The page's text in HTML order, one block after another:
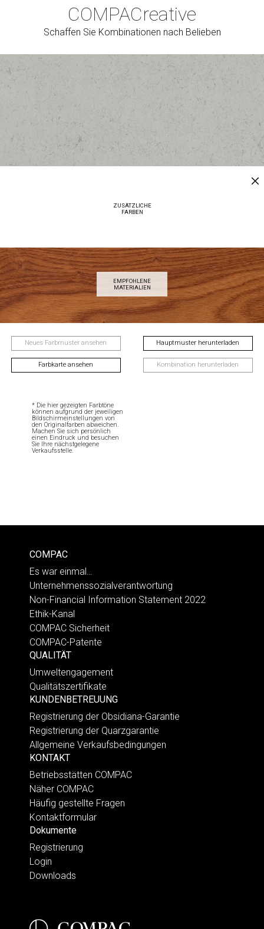
COMPACreative
Schaffen Sie Kombinationen nach Belieben
ZUSÄTZLICHE
FARBEN
EMPFOHLENE
MATERIALIEN
Neues Farbmuster ansehen
Farbkarte ansehen
Hauptmuster herunterladen
Kombination herunterladen
* Die hier gezeigten Farbtöne
können aufgrund der jeweiligen
Bildschirmeinstellungen von
den Originalfarben abweichen.
Machen Sie sich persönlich
einen Eindruck und besuchen
Sie Ihre nächstgelegene
Verkaufsstelle.
COMPAC
Es war einmal…
Unternehmenssozialverantwortung
Non-Financial Information Statement 2022
Ethik-Kanal
COMPAC Sicherheit
COMPAC-Patente
QUALITÄT
Umweltengagement
Qualitätszertifikate
KUNDENBETREUUNG
Registrierung der Obsidiana-Garantie
Registrierung der Quarzgarantie
Allgemeine Verkaufsbedingungen
KONTAKT
Betriebsstätten COMPAC
Näher COMPAC
Häufig gestellte Fragen
Kontaktformular
Dokumente
Registrierung
Login
Downloads